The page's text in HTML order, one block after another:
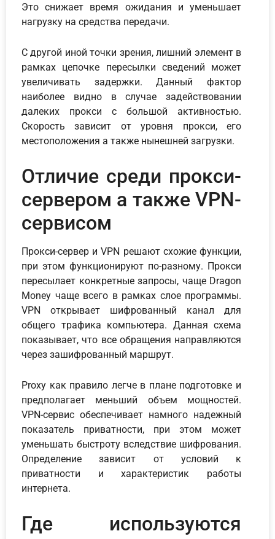
Это снижает время ожидания и уменьшает
нагрузку на средства передачи.
С другой иной точки зрения, лишний элемент в
рамках цепочке пересылки сведений может
увеличивать задержки. Данный фактор
наиболее видно в случае задействовании
далеких прокси с большой активностью.
Скорость зависит от уровня прокси, его
местоположения а также нынешней загрузки.
Отличие среди прокси-
сервером а также VPN-
сервисом
Прокси-сервер и VPN решают схожие функции,
при этом функционируют по-разному. Прокси
пересылает конкретные запросы, чаще Dragon
Money чаще всего в рамках слое программы.
VPN открывает шифрованный канал для
общего трафика компьютера. Данная схема
показывает, что все обращения направляются
через зашифрованный маршрут.
Proxy как правило легче в плане подготовке и
предполагает меньший объем мощностей.
VPN-сервис обеспечивает намного надежный
показатель приватности, при этом может
уменьшать быстроту вследствие шифрования.
Определение зависит от условий к
приватности и характеристик работы
интернета.
Где используются